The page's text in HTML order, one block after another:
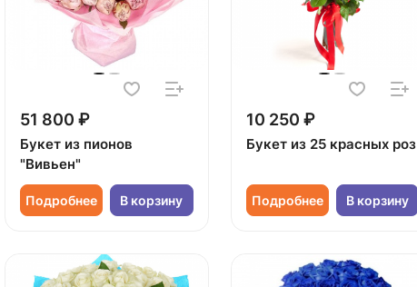
51 800 ₽
Букет из пионов
"Вивьен"
Подробнее В корзину
10 250 ₽
Букет из 25 красных роз
Подробнее В корзину